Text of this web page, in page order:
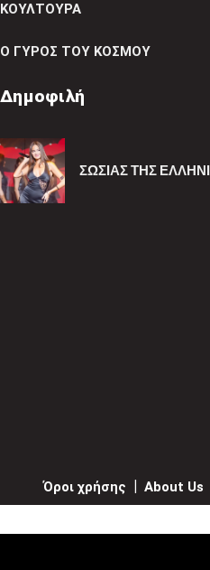
ΚΟΥΛΤΟΥΡΑ
Ο ΓΥΡΟΣ ΤΟΥ ΚΟΣΜΟΥ
Δημοφιλή
ΣΩΣΊΑΣ ΤΗΣ
Όροι χρήσης About Us